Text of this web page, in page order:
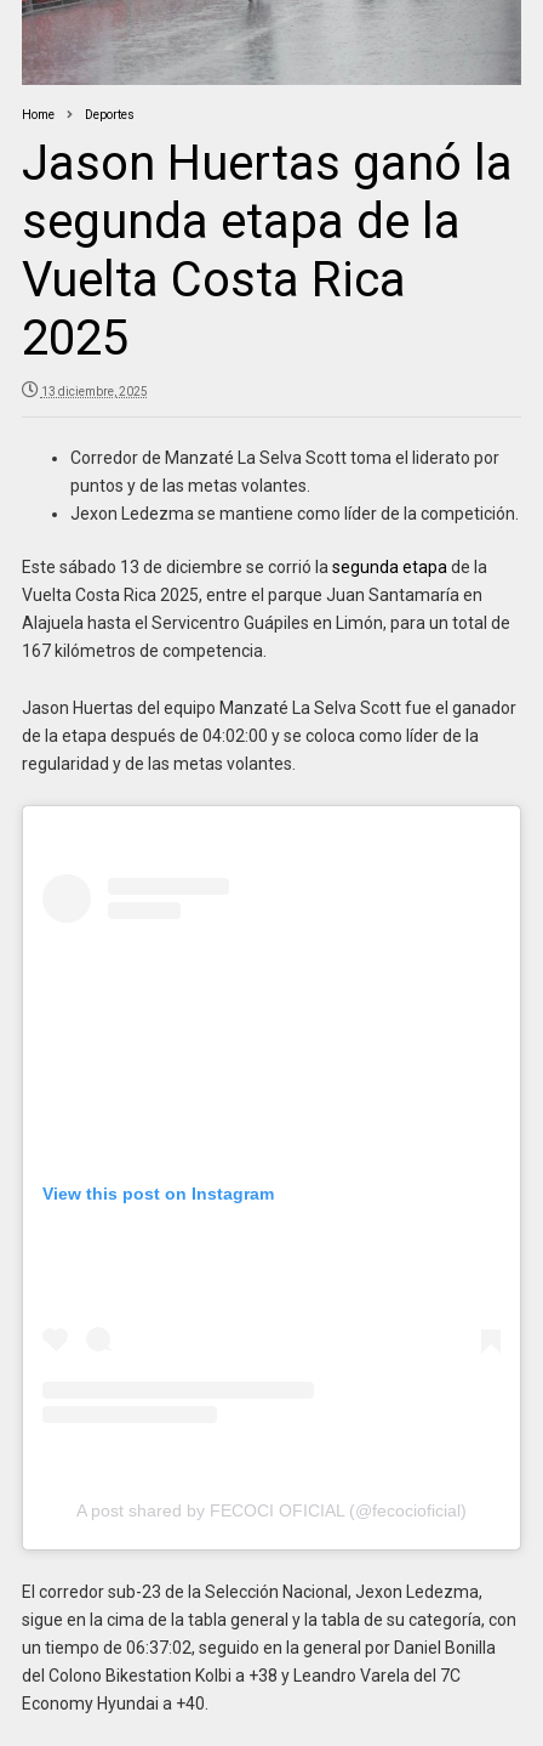
Home Deportes
Jason Huertas ganó la
segunda etapa de la
Vuelta Costa Rica
2025
13 diciembre, 2025
Corredor de Manzaté La Selva Scott toma el liderato por
puntos y de las metas volantes.
Jexon Ledezma se mantiene como líder de la competición.
Este sábado 13 de diciembre se corrió la segunda etapa de la
Vuelta Costa Rica 2025, entre el parque Juan Santamaría en
Alajuela hasta el Servicentro Guápiles en Limón, para un total de
167 kilómetros de competencia.
Jason Huertas del equipo Manzaté La Selva Scott fue el ganador
de la etapa después de 04:02:00 y se coloca como líder de la
regularidad y de las metas volantes.
View this post on Instagram
A post shared by FECOCI OFICIAL (@fecocioficial)
El corredor sub-23 de la Selección Nacional, Jexon Ledezma,
sigue en la cima de la tabla general y la tabla de su categoría, con
un tiempo de 06:37:02, seguido en la general por Daniel Bonilla
del Colono Bikestation Kolbi a +38 y Leandro Varela del 7C
Economy Hyundai a +40.